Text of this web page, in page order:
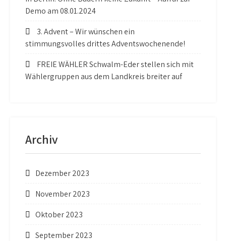
Demo am 08.01.2024
3. Advent – Wir wünschen ein
stimmungsvolles drittes Adventswochenende!
FREIE WÄHLER Schwalm-Eder stellen sich mit
Wählergruppen aus dem Landkreis breiter auf
Archiv
Dezember 2023
November 2023
Oktober 2023
September 2023